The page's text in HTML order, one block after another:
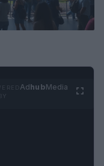
AdhubMedia